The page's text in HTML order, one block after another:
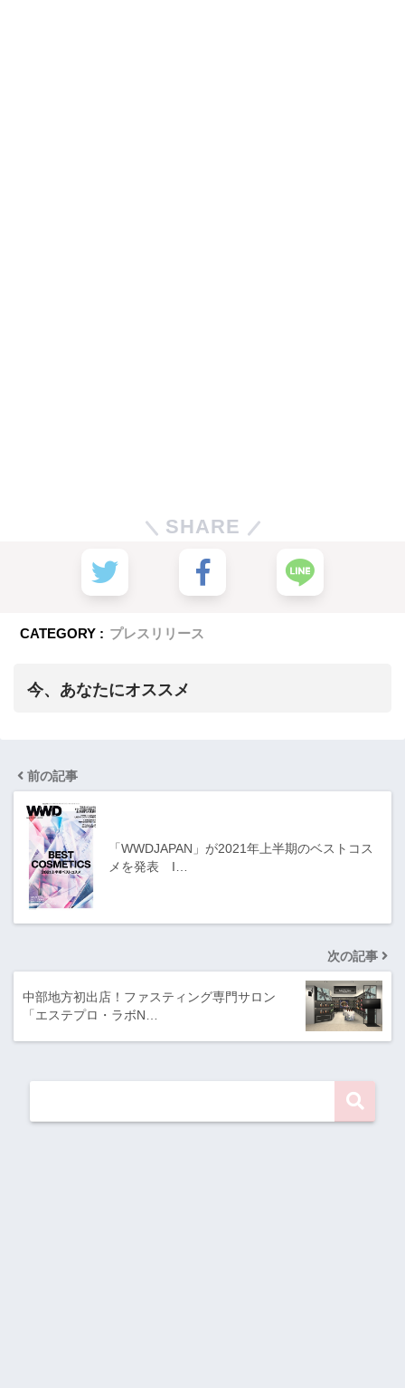
SHARE
CATEGORY : プレスリリース
今、あなたにオススメ
前の記事
「WWDJAPAN」が2021年上半期のベストコス
メを発表 I…
次の記事
中部地方初出店！ファスティング専門サロン
「エステプロ・ラボN…